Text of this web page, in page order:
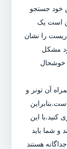
خود جستجو
است یک
ریست را نشان
مشکل
خوشحال
آن تونر و
کنید.با این
و شما باید
هستند